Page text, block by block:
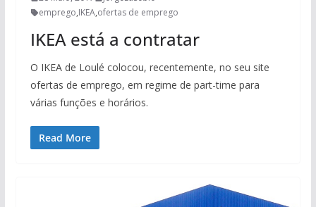
emprego,IKEA,ofertas de emprego
IKEA está a contratar
O IKEA de Loulé colocou, recentemente, no seu site
ofertas de emprego, em regime de part-time para
várias funções e horários.
Read More